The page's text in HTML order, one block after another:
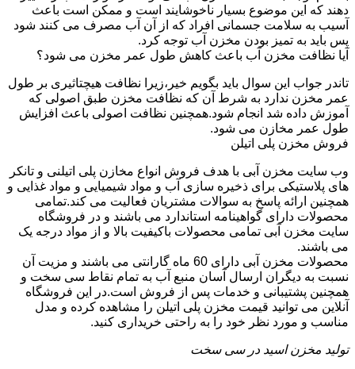
دهند که این موضوع بسیار ناخوشایند است و ممکن است باعث
آسیب به سلامت جسمانی افراد که از آن آب مصرف می کنند شود
پس باید به تمیز بودن مخزن آب توجه کرد.
آیا نظافت مخزن آب باعث کاهش طول عمر مخزن می شود؟
تاندر جواب این سوال باید بگویم خیر،زیرا نظافت هیچتاثیری بر طول
عمر مخزن ندارد به شرط آن که نظافت مخزن طبق اصولی که
آموزش داده شد انجام شود.همچنین نظافت اصولی باعث افزایش
طول عمر مخازن می شود.
فروش مخزن پلی اتیلن
وب سایت مخزن آبی با هدف فروش انواع مخازن پلی اتیلنی و تانکر
های پلاستیکی برای ذخیره سازی آب و مواد شیمیایی و مواد غذایی و
همچنین ارائه پاسخ به سوالات مشتریان فعالیت می کند.تمامی
محصولات دارای گواهینامه استاندارد می باشند و در فروشگاه
سایت مخزن آبی تمامی محصولات باکیفیت بالا و از مواد درجه یک
می باشند.
محصولات مخزن آبی دارای 60 ماه گارانتی می باشند و مزیت آن
نسبت به دیگران ارسال آسان منبع آب به تمام نقاط سی سخت و
همچنین پشتیبانی و خدمات پس از فروش است.در این فروشگاه
آنلاین می توانید قیمت مخزن پلی اتیلن را مشاهده کرده و مدل
مناسب و مورد نظر خود را به راحتی خریداری کنید.
تولید مخزن اسید در سی سخت